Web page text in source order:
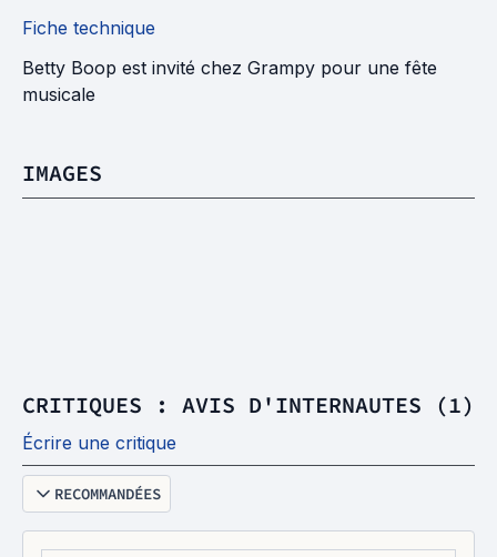
Fiche technique
Betty Boop est invité chez Grampy pour une fête
musicale
IMAGES
CRITIQUES : AVIS D'INTERNAUTES (1)
Écrire une critique
RECOMMANDÉES